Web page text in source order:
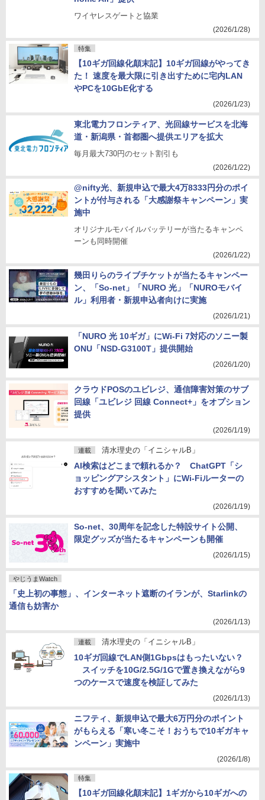
ワイヤレスゲートと協業
(2026/1/28)
特集
【10ギガ回線化顛末記】10ギガ回線がやってき
た！ 速度を最大限に引き出すために宅内LAN
やPCを10GbE化する
(2026/1/23)
東北電力フロンティア、光回線サービスを北海
道・新潟県・首都圏へ提供エリアを拡大
毎月最大730円のセット割引も
(2026/1/22)
@nifty光、新規申込で最大4万8333円分のポイ
ントが付与される「大感謝祭キャンペーン」実
施中
オリジナルモバイルバッテリーが当たるキャンペ
ーンも同時開催
(2026/1/22)
幾田りらのライブチケットが当たるキャンペー
ン、「So-net」「NURO 光」「NUROモバイ
ル」利用者・新規申込者向けに実施
(2026/1/21)
「NURO 光 10ギガ」にWi-Fi 7対応のソニー製
ONU「NSD-G3100T」提供開始
(2026/1/20)
クラウドPOSのユビレジ、通信障害対策のサブ
回線「ユビレジ 回線 Connect+」をオプション
提供
(2026/1/19)
連載 清水理史の「イニシャルB」
AI検索はどこまで頼れるか？ ChatGPT「シ
ョッピングアシスタント」にWi-Fiルーターの
おすすめを聞いてみた
(2026/1/19)
So-net、30周年を記念した特設サイト公開、
限定グッズが当たるキャンペーンも開催
(2026/1/15)
やじうまWatch
「史上初の事態」、インターネット遮断のイランが、Starlinkの
通信も妨害か
(2026/1/13)
連載 清水理史の「イニシャルB」
10ギガ回線でLAN側1Gbpsはもったいない？
スイッチを10G/2.5G/1Gで置き換えながら9
つのケースで速度を検証してみた
(2026/1/13)
ニフティ、新規申込で最大6万円分のポイント
がもらえる「寒い冬こそ！おうちで10ギガキャ
ンペーン」実施中
(2026/1/8)
特集
【10ギガ回線化顛末記】1ギガから10ギガへの